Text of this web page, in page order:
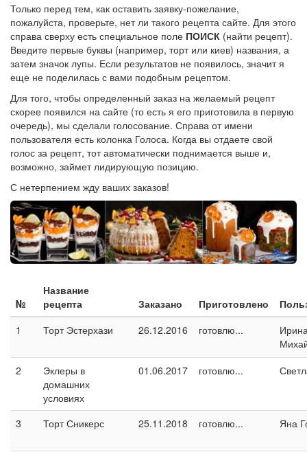
Только перед тем, как оставить заявку-пожелание,
пожалуйста, проверьте, нет ли такого рецепта сайте. Для этого
справа сверху есть специальное поле ПОИСК (найти рецепт).
Введите первые буквы (например, торт или киев) названия, а
затем значок лупы. Если результатов не появилось, значит я
еще не поделилась с вами подобным рецептом.
Для того, чтобы определенный заказ на желаемый рецепт
скорее появился на сайте (то есть я его приготовила в первую
очередь), мы сделали голосование. Справа от имени
пользователя есть колонка Голоса. Когда вы отдаете свой
голос за рецепт, тот автоматически поднимается выше и,
возможно, займет лидирующую позицию.
С нетерпением жду ваших заказов!
№
Название
рецепта
Заказано Приготовлено
1
Торт Эстерхази 26.12.2016 готовлю...
2
Эклеры в
домашних
условиях
01.06.2017 готовлю...
3 Торт Сникерс 25.11.2018 готовлю... Яна